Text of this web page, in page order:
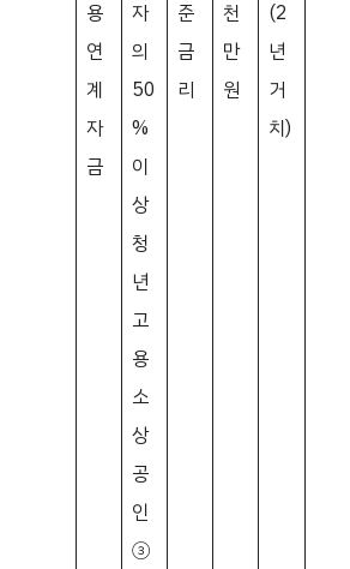
용
연
계
자
금
자
의
50
%
이
상
청
년
고
용
소
상
공
인
③
준
금
리
천
만
원
(2
년
거
치)